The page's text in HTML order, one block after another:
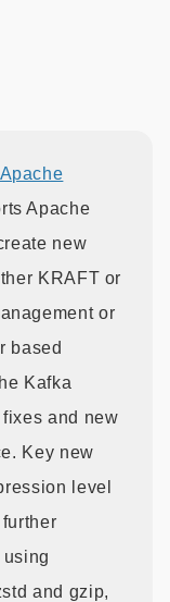
Apache
new
KRAFT or
or
based
Kafka
and new
Key new
level
and gzip,